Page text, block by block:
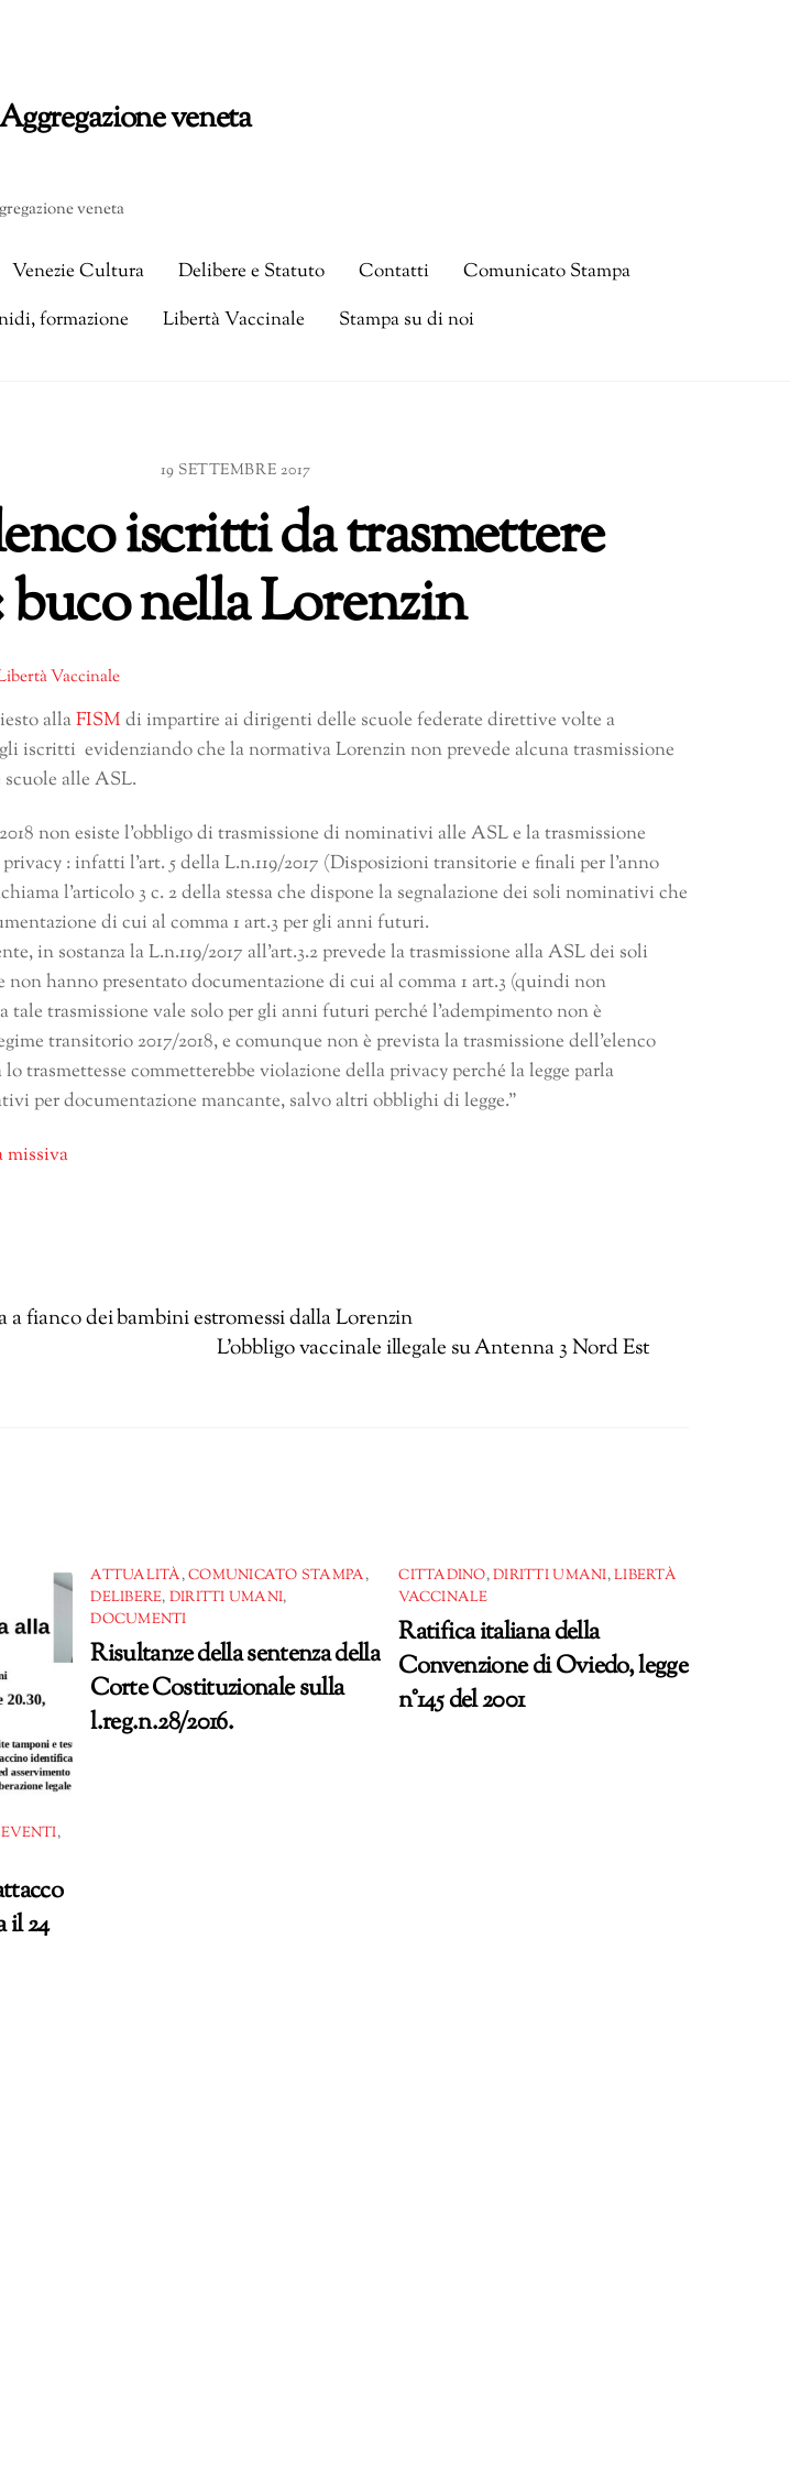
veneta
Venezie Cultura Delibere e Statuto Contatti
Comunicato Stampa
formazione Libertà Vaccinale Stampa su di noi
19 SETTEMBRE 2017
iscritti da trasmettere
nella Lorenzin
Vaccinale
allaFISM di impartire ai dirigenti delle scuole federate direttive volte a
iscritti evidenziando che la normativa Lorenzin non prevede alcuna trasmissione
alle ASL.
non esiste l’obbligo di trasmissione di nominativi alle ASL e la trasmissione
: infatti l’art. 5 della L.n.119/2017 (Disposizioni transitorie e finali per l’anno
l’articolo 3 c. 2 della stessa che dispone la segnalazione dei soli nominativi che
di cui al comma 1 art.3 per gli anni futuri.
in sostanza la L.n.119/2017 all’art.3.2 prevede la trasmissione alla ASL dei soli
hanno presentato documentazione di cui al comma 1 art.3 (quindi non
tale trasmissione vale solo per gli anni futuri perché l’adempimento non è
transitorio 2017/2018, e comunque non è prevista la trasmissione dell’elenco
trasmettesse commetterebbe violazione della privacy perché la legge parla
per documentazione mancante, salvo altri obblighi di legge.”
missiva
a fianco dei bambini estromessi dalla Lorenzin
L’obbligo vaccinale illegale su Antenna 3 Nord Est
EVENTI,
il 24
ATTUALITÀ,COMUNICATO STAMPA,
DELIBERE, DIRITTI UMANI,
DOCUMENTI
Risultanze della sentenza della
Corte Costituzionale sulla
l.reg.n.28/2016.
CITTADINO,DIRITTI UMANI,LIBERTÀ
VACCINALE
Ratifica italiana della
Convenzione di Oviedo, legge
n°145 del 2001